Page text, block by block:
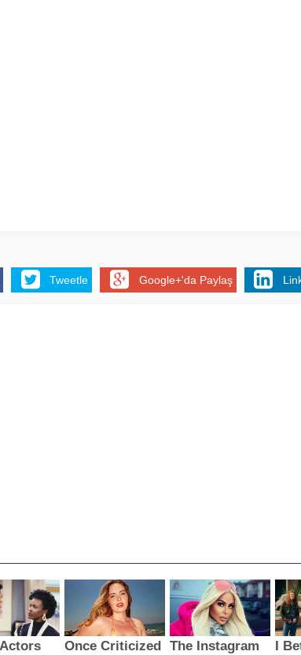
Tweetle Google+'da Paylaş